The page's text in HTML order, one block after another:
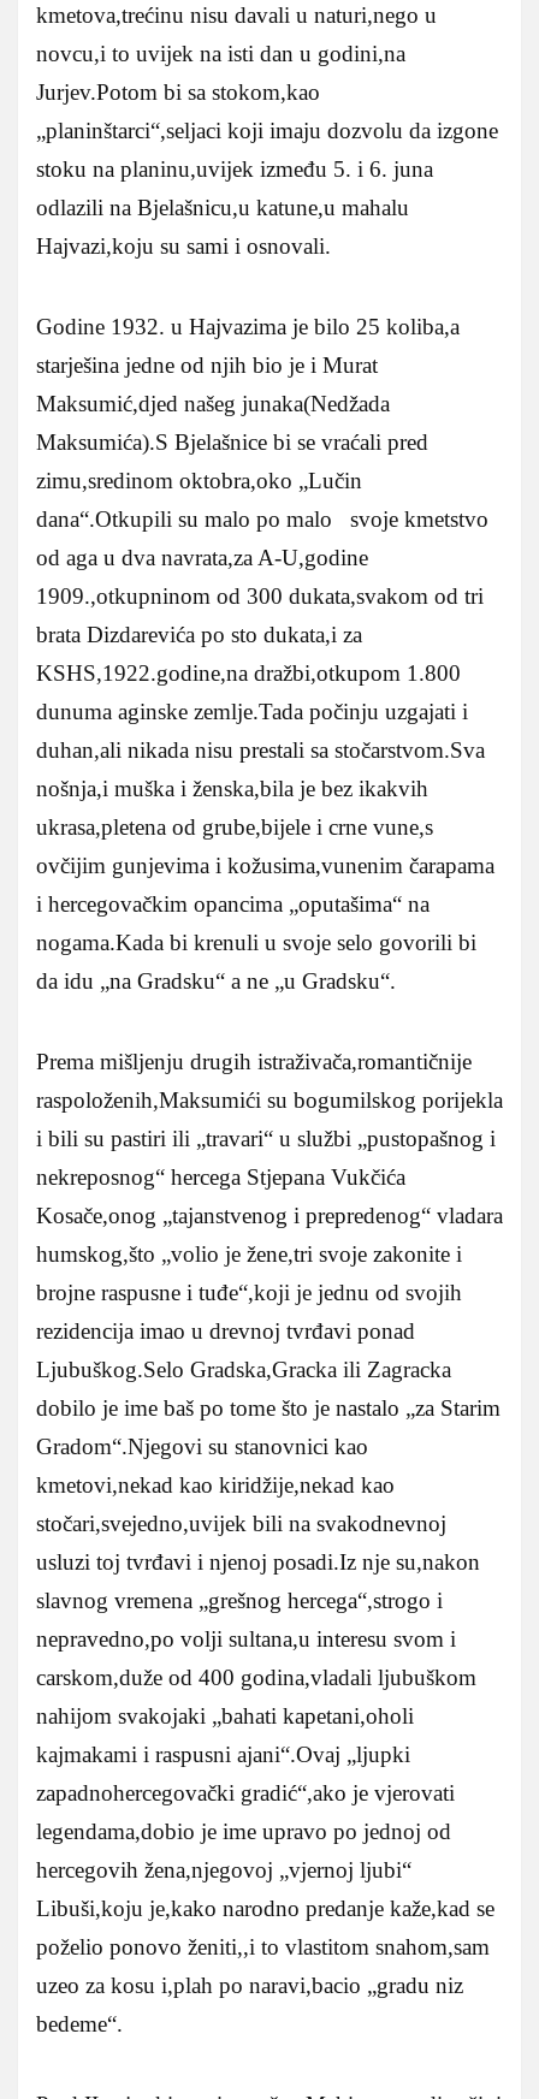
kmetova,trećinu nisu davali u naturi,nego u
novcu,i to uvijek na isti dan u godini,na
Jurjev.Potom bi sa stokom,kao
„planinštarci“,seljaci koji imaju dozvolu da izgone
stoku na planinu,uvijek između 5. i 6. juna
odlazili na Bjelašnicu,u katune,u mahalu
Hajvazi,koju su sami i osnovali.
Godine 1932. u Hajvazima je bilo 25 koliba,a
starješina jedne od njih bio je i Murat
Maksumić,djed našeg junaka(Nedžada
Maksumića).S Bjelašnice bi se vraćali pred
zimu,sredinom oktobra,oko „Lučin
dana“.Otkupili su malo po malo svoje kmetstvo
od aga u dva navrata,za A-U,godine
1909.,otkupninom od 300 dukata,svakom od tri
brata Dizdarevića po sto dukata,i za
KSHS,1922.godine,na dražbi,otkupom 1.800
dunuma aginske zemlje.Tada počinju uzgajati i
duhan,ali nikada nisu prestali sa stočarstvom.Sva
nošnja,i muška i ženska,bila je bez ikakvih
ukrasa,pletena od grube,bijele i crne vune,s
ovčijim gunjevima i kožusima,vunenim čarapama
i hercegovačkim opancima „oputašima“ na
nogama.Kada bi krenuli u svoje selo govorili bi
da idu „na Gradsku“ a ne „u Gradsku“.
Prema mišljenju drugih istraživača,romantičnije
raspoloženih,Maksumići su bogumilskog porijekla
i bili su pastiri ili „travari“ u službi „pustopašnog i
nekreposnog“ hercega Stjepana Vukčića
Kosače,onog „tajanstvenog i prepredenog“ vladara
humskog,što „volio je žene,tri svoje zakonite i
brojne raspusne i tuđe“,koji je jednu od svojih
rezidencija imao u drevnoj tvrđavi ponad
Ljubuškog.Selo Gradska,Gracka ili Zagracka
dobilo je ime baš po tome što je nastalo „za Starim
Gradom“.Njegovi su stanovnici kao
kmetovi,nekad kao kiridžije,nekad kao
stočari,svejedno,uvijek bili na svakodnevnoj
usluzi toj tvrđavi i njenoj posadi.Iz nje su,nakon
slavnog vremena „grešnog hercega“,strogo i
nepravedno,po volji sultana,u interesu svom i
carskom,duže od 400 godina,vladali ljubuškom
nahijom svakojaki „bahati kapetani,oholi
kajmakami i raspusni ajani“.Ovaj „ljupki
zapadnohercegovački gradić“,ako je vjerovati
legendama,dobio je ime upravo po jednoj od
hercegovih žena,njegovoj „vjernoj ljubi“
Libuši,koju je,kako narodno predanje kaže,kad se
poželio ponovo ženiti,,i to vlastitom snahom,sam
uzeo za kosu i,plah po naravi,bacio „gradu niz
bedeme“.